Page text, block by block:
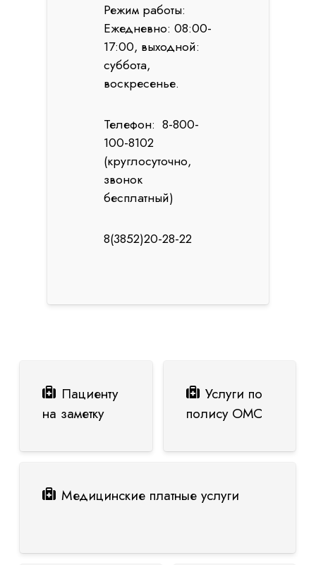
Режим работы:
Ежедневно: 08:00-
17:00, выходной:
суббота,
воскресенье.
Телефон: 8-800-
100-8102
(круглосуточно,
звонок
бесплатный)
8(3852)20-28-22
Пациенту
на заметку
Услуги по
полису ОМС
Медицинские платные услуги